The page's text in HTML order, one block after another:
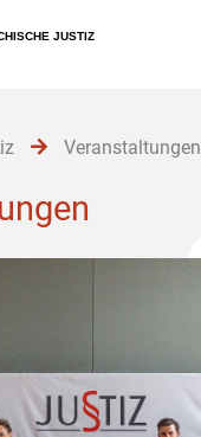
JUSTIZ
Veranstaltungen